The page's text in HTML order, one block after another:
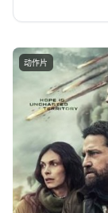
动作片